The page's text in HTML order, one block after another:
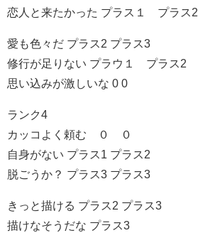
恋人と来たかった プラス１ プラス2
愛も色々だ プラス2 プラス3
修行が足りない プラウ１ プラス2
思い込みが激しいな 0 0
ランク4
カッコよく頼む ０ ０
自身がない プラス1 プラス2
脱ごうか？ プラス3 プラス3
きっと描ける プラス2 プラス3
描けなそうだな プラス3